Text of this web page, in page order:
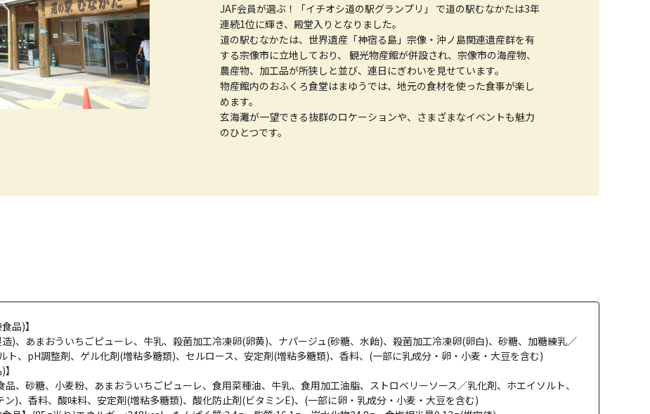
JAF会員が選ぶ！「イチオシ道の駅グランプリ」 で道の駅むなかたは3年
連続1位に輝き、殿堂入りとなりました。
道の駅むなかたは、世界遺産「神宿る島」宗像・沖ノ島関連遺産群を有
する宗像市に立地しており、 観光物産館が併設され、宗像市の海産物、
農産物、加工品が所狭しと並び、連日にぎわいを見せています。
物産館内のおふくろ食堂はまゆうでは、地元の食材を使った食事が楽し
めます。
玄海灘が一望できる抜群のロケーションや、さまざまなイベントも魅力
のひとつです。
品)】
)、あまおういちごピューレ、牛乳、殺菌加工冷凍卵(卵黄)、ナパージュ(砂糖、水飴)、殺菌加工冷凍卵(卵白)、砂糖、加糖練乳／
ト、pH調整剤、ゲル化剤(増粘多糖類)、セルロース、安定剤(増粘多糖類)、香料、(一部に乳成分・卵・小麦・大豆を含む)
、砂糖、小麦粉、あまおういちごピューレ、食用菜種油、牛乳、食用加工油脂、ストロベリーソース／乳化剤、ホエイソルト、
)、香料、酸味料、安定剤(増粘多糖類)、酸化防止剤(ビタミンE)、(一部に卵・乳成分・小麦・大豆を含む)